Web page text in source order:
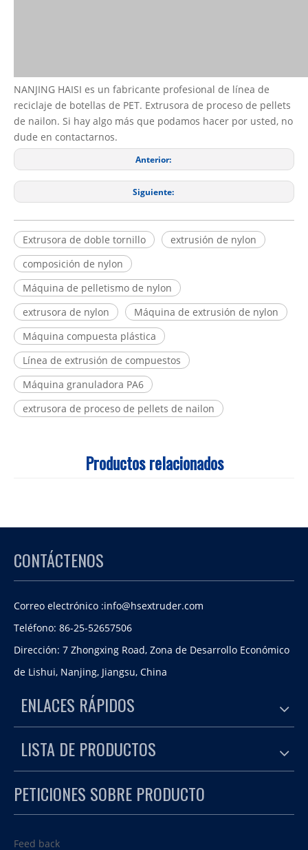
NANJING HAISI es un fabricante profesional de línea de
reciclaje de botellas de PET. Extrusora de proceso de pellets
de nailon. Si hay algo más que podamos hacer por usted, no
dude en contactarnos.
Anterior:
Siguiente:
Extrusora de doble tornillo
extrusión de nylon
composición de nylon
Máquina de pelletismo de nylon
extrusora de nylon
Máquina de extrusión de nylon
Máquina compuesta plástica
Línea de extrusión de compuestos
Máquina granuladora PA6
extrusora de proceso de pellets de nailon
Productos relacionados
CONTÁCTENOS
Correo electrónico :info@hsextruder.com
Teléfono: 86-25-52657506
Dirección: 7 Zhongxing Road, Zona de Desarrollo Económico
de Lishui, Nanjing, Jiangsu, China
ENLACES RÁPIDOS
LISTA DE PRODUCTOS
PETICIONES SOBRE PRODUCTO
Feed back